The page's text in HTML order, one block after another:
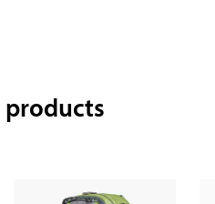
products